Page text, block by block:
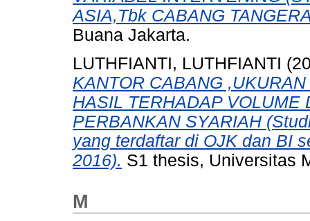
ASIA,Tbk CABANG
Buana Jakarta.
LUTHFIANTI, LUTHFIANTI
KANTOR CABANG
HASIL TERHADAP VOLUME
PERBANKAN SYARIAH
yang terdaftar di OJK dan BI
2016). S1 thesis, Universitas
M